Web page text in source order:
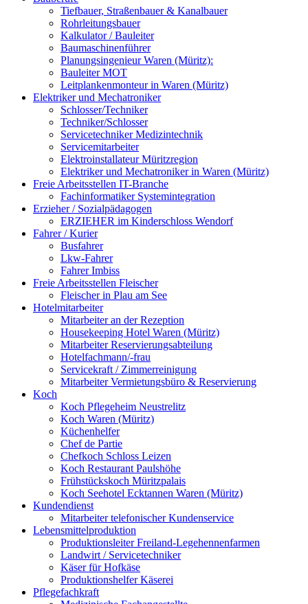
Tiefbauer, Straßenbauer & Kanalbauer
Rohrleitungsbauer
Kalkulator / Bauleiter
Baumaschinenführer
Planungsingenieur Waren (Müritz):
Bauleiter MOT
Leitplankenmonteur in Waren (Müritz)
Elektriker und Mechatroniker
Schlosser/Techniker
Techniker/Schlosser
Servicetechniker Medizintechnik
Servicemitarbeiter
Elektroinstallateur Müritzregion
Elektriker und Mechatroniker in Waren (Müritz)
Freie Arbeitsstellen IT-Branche
Fachinformatiker Systemintegration
Erzieher / Sozialpädagogen
ERZIEHER im Kinderschloss Wendorf
Fahrer / Kurier
Busfahrer
Lkw-Fahrer
Fahrer Imbiss
Freie Arbeitsstellen Fleischer
Fleischer in Plau am See
Hotelmitarbeiter
Mitarbeiter an der Rezeption
Housekeeping Hotel Waren (Müritz)
Mitarbeiter Reservierungsabteilung
Hotelfachmann/-frau
Servicekraft / Zimmerreinigung
Mitarbeiter Vermietungsbüro & Reservierung
Koch
Koch Pflegeheim Neustrelitz
Koch Waren (Müritz)
Küchenhelfer
Chef de Partie
Chefkoch Schloss Leizen
Koch Restaurant Paulshöhe
Frühstückskoch Müritzpalais
Koch Seehotel Ecktannen Waren (Müritz)
Kundendienst
Mitarbeiter telefonischer Kundenservice
Lebensmittelproduktion
Produktionsleiter Freiland-Legehennenfarmen
Landwirt / Servicetechniker
Käser für Hofkäse
Produktionshelfer Käserei
Pflegefachkraft